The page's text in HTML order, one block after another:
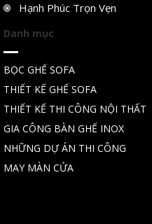
Hạnh Phúc Trọn Vẹn
Danh mục
BỌC GHẾ SOFA
THIẾT KẾ GHẾ SOFA
THIẾT KẾ THI CÔNG NỘI THẤT
GIA CÔNG BÀN GHẾ INOX
NHỮNG DỰ ÁN THI CÔNG
MAY MÀN CỬA